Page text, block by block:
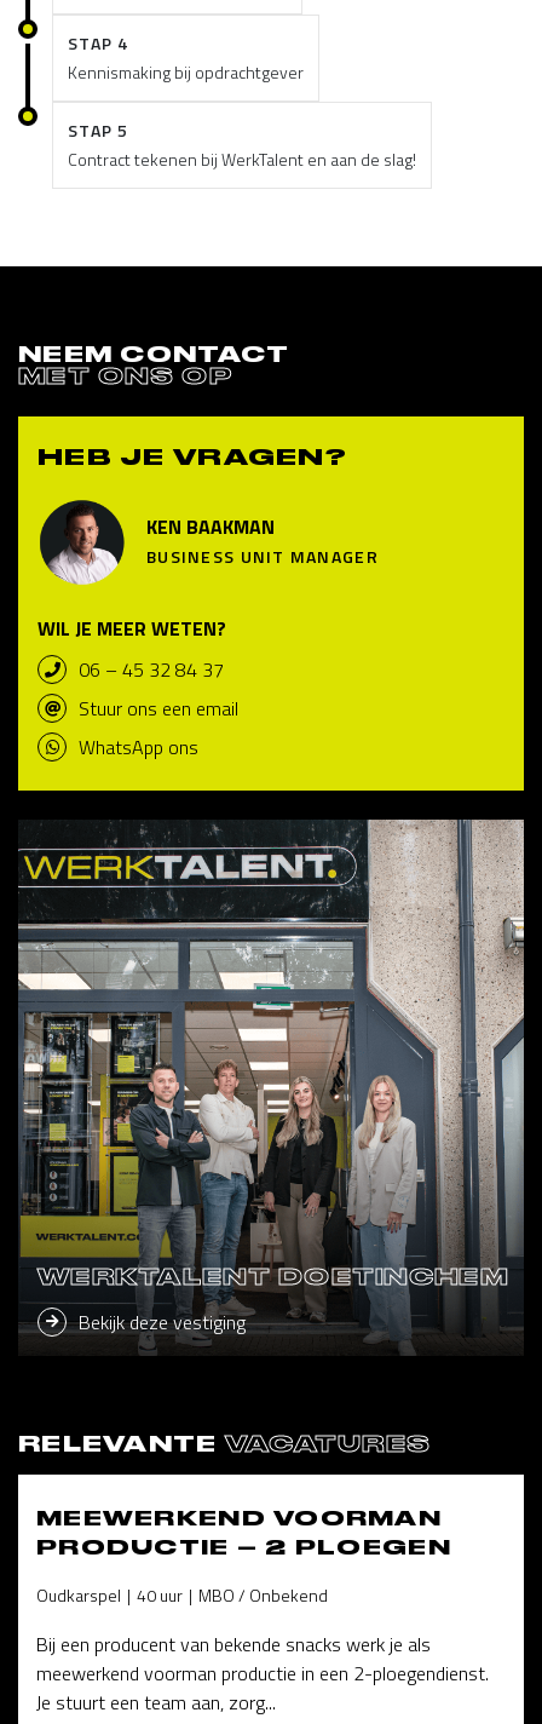
STAP 4
Kennismaking bij opdrachtgever
STAP 5
Contract tekenen bij WerkTalent en aan de slag!
NEEM CONTACT
MET ONS OP
HEB JE VRAGEN?
KEN BAAKMAN
BUSINESS UNIT MANAGER
WIL JE MEER WETEN?
06 – 45 32 84 37
Stuur ons een email
WhatsApp ons
WERKTALENT DOETINCHEM
Bekijk deze vestiging
RELEVANTEVACATURES
MEEWERKEND VOORMAN
PRODUCTIE – 2 PLOEGEN
Oudkarspel 40 uur MBO / Onbekend
Bij een producent van bekende snacks werk je als
meewerkend voorman productie in een 2-ploegendienst.
Je stuurt een team aan, zorg...